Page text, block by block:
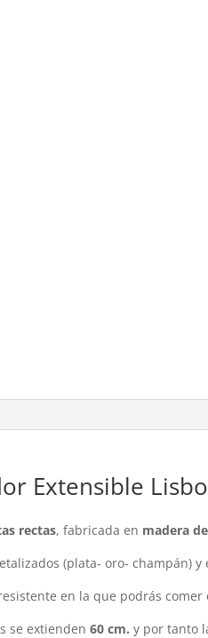
Extensible
rectas, fabricada en madera
(plata- oro- champán)
en la que podrás
se extienden60 cm. y por tanto